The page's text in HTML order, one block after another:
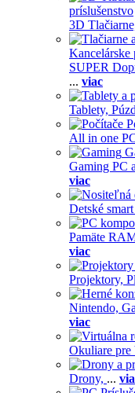
príslušenstvo
3D
Kancelárske
SUPER
... viac
Tablety,
All in one
Gaming PC
viac
Detské
Pamäte
viac
Projektory,
Nintendo,
viac
Okuliare pre
Drony, ...